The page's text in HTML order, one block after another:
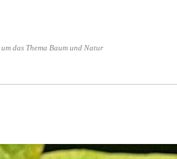
das Thema Baum und Natur